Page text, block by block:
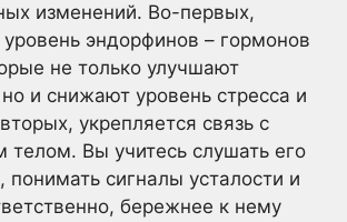
изменений. Во-первых,
эндорфинов – гормонов
не только улучшают
и снижают уровень стресса и
укрепляется связь с
телом. Вы учитесь слушать его
понимать сигналы усталости и
бережнее к нему